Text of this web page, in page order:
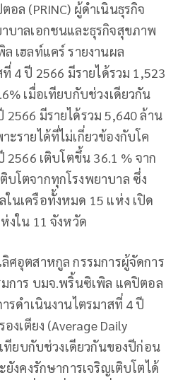
ล (PRINC) ผู้ดำเนินธุรกิจ
บาลเอกชนและธุรกิจสุขภาพ
เฮลท์แคร์ รายงานผล
4 ปี 2566 มีรายได้รวม 1,523
เมื่อเทียบกับช่วงเดียวกัน
มีรายได้รวม 5,640 ล้าน
ะรายได้ที่ไม่เกี่ยวข้องกับโค
2566 เติบโตขึ้น 36.1 % จาก
บโตจากทุกโรงพยาบาล ซึ่ง
นเครือทั้งหมด 15 แห่ง เปิด
งใน 11 จังหวัด
ศอุตสาหกูล กรรมการผู้จัดการ
การ บมจ.พริ้นซิเพิล แคปิตอล
ารดำเนินงานไตรมาสที่ 4 ปี
งเตียง (Average Daily
เทียบกับช่วงเดียวกันของปีก่อน
ยังคงรักษาการเจริญเติบโตได้